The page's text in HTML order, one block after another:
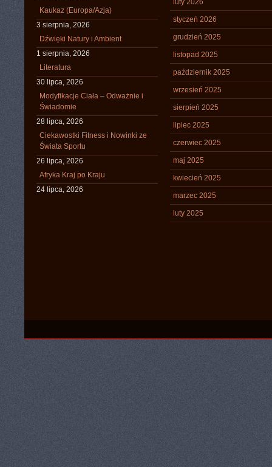
Kaukaz (Europa/Azja)
3 sierpnia, 2026
Dźwięki Natury i Ambient
1 sierpnia, 2026
Literatura
30 lipca, 2026
Modyfikacje Ciała – Odważnie i
Świadomie
28 lipca, 2026
Ciekawostki Fitness i Nowinki ze
Świata Sportu
26 lipca, 2026
Afryka Kraj po Kraju
24 lipca, 2026
luty 2026
styczeń 2026
grudzień 2025
listopad 2025
październik 2025
wrzesień 2025
sierpień 2025
lipiec 2025
czerwiec 2025
maj 2025
kwiecień 2025
marzec 2025
luty 2025